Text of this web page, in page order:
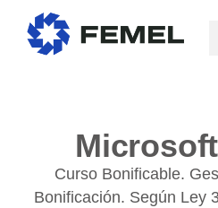
Curso Bonificable.
Bonificación. Según Ley